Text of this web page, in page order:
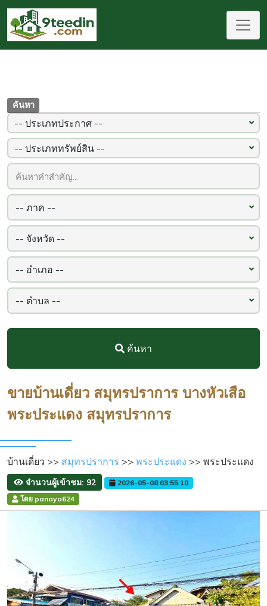
ค้นหา
ค้นหา
ขายบ้านเดี่ยว สมุทรปราการ บางหัวเสือ
พระประแดง สมุทรปราการ
บ้านเดี่ยว >> สมุทรปราการ >> พระประแดง >> พระประแดง
จำนวนผู้เข้าชม: 92
2026-05-08 03:55:10
โดย panaya624